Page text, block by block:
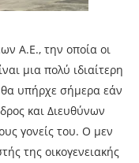
Α.Ε., την οποία οι
μια πολύ ιδιαίτερη
υπήρχε σήμερα εάν
και Διευθύνων
γονείς του. Ο μεν
της οικογενειακής